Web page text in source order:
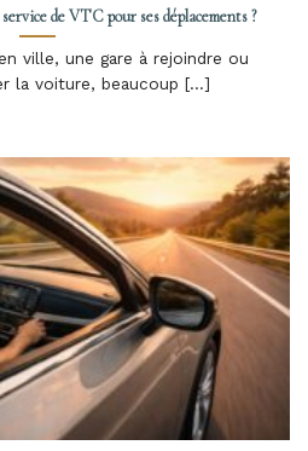
de VTC pour ses déplacements ?
ville, une gare à rejoindre ou
la voiture, beaucoup [...]